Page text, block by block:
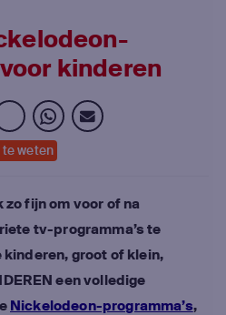
kinderen
weten
fijn om voor of na
tv-programma’s te
groot of klein,
een volledige
Nickelodeon-programma’s,